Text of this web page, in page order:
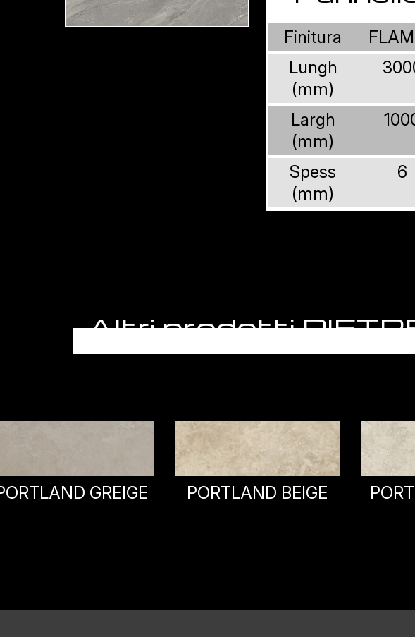
Finitura
Lungh
(mm)
Largh
(mm)
Spess
(mm)
6
Altri prodotti
PORTLAND BEIGE
PORTLAND WHITE